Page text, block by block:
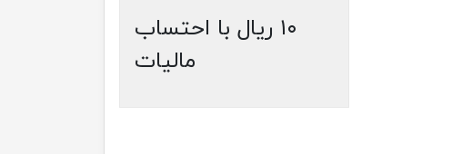
۱۰ ریال با احتساب
مالیات